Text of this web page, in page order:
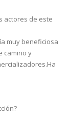
actores de este
muy beneficiosa
camino y